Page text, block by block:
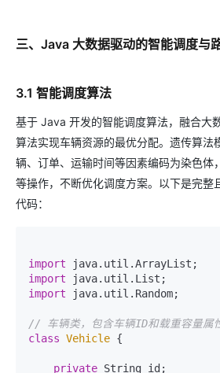
三、Java 大数据驱动的智能调度与
3.1 智能调度算法
基于 Java 开发的智能调度算法，融合大
算法实现车辆资源的最优分配。遗传算法
辆、订单、运输时间等因素编码为染色体
等操作，不断优化调度方案。以下是完整
代码：
import
import
import java.util.Random;
// 车辆类，包含车辆ID和载重容量属
class Vehicle {
private String id;